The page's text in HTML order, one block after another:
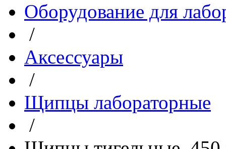
Оборудование для
/
Аксессуары
/
Щипцы лабораторные
/